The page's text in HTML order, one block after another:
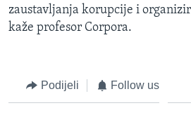
zaustavljanja korupcije i
kaže profesor Corpora.
Podijeli Follow us